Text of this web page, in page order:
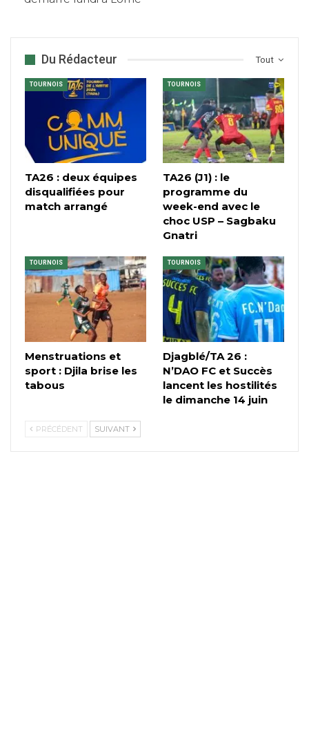
Tout
Du Rédacteur
TOURNOIS
TA26 : deux équipes
disqualifiées pour
match arrangé
TOURNOIS
TA26 (J1) : le
programme du
week-end avec le
choc USP – Sagbaku
Gnatri
TOURNOIS
Menstruations et
sport : Djila brise les
tabous
TOURNOIS
Djagblé/TA 26 :
N’DAO FC et Succès
lancent les hostilités
le dimanche 14 juin
PRÉCÉDENT SUIVANT